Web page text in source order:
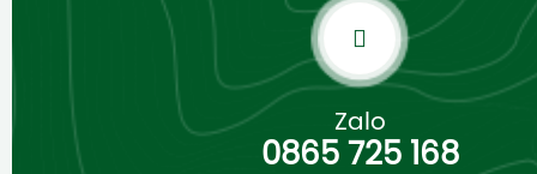
Zalo
0865 725 168